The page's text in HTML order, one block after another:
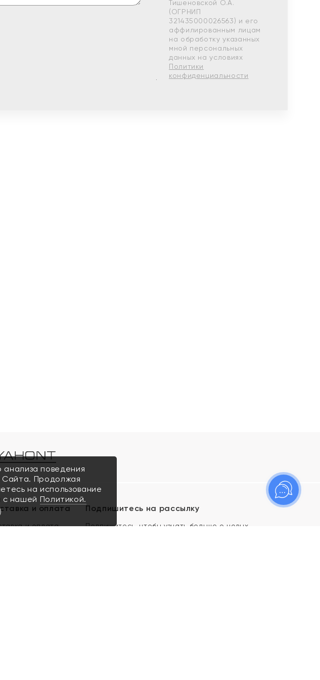
Тишеновской О.А.
(ОГРНИП
321435000026563) и его
аффилированным лицам
на обработку указанных
мной персональных
данных на условиях
Политики
конфиденциальности
и оплата
и оплата
Подпишитесь на рассылку
Подпишитесь, чтобы узнать больше о новых
поведения
Сайта. Продолжая
на использование
с нашей Политикой.